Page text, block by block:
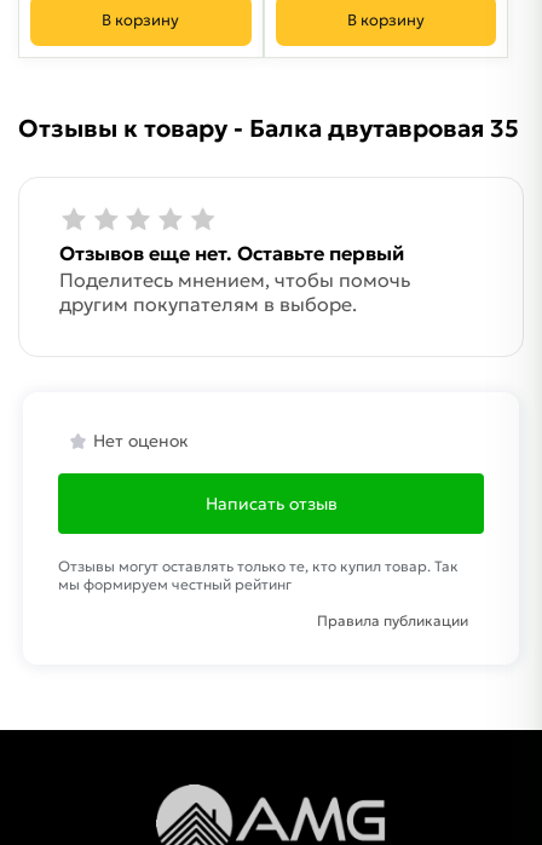
В корзину В корзину
Отзывы к товару - Балка двутавровая 35
Отзывов еще нет. Оставьте первый
Поделитесь мнением, чтобы помочь
другим покупателям в выборе.
Нет оценок
Написать отзыв
Отзывы могут оставлять только те, кто купил товар. Так
мы формируем честный рейтинг
Правила публикации